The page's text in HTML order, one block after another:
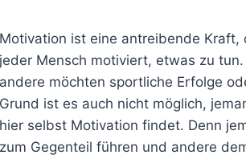
Motivation ist eine antreibende
jeder Mensch motiviert, etwas zu
andere möchten sportliche Erfolge
Grund ist es auch nicht möglich,
hier selbst Motivation findet. Denn
zum Gegenteil führen und andere